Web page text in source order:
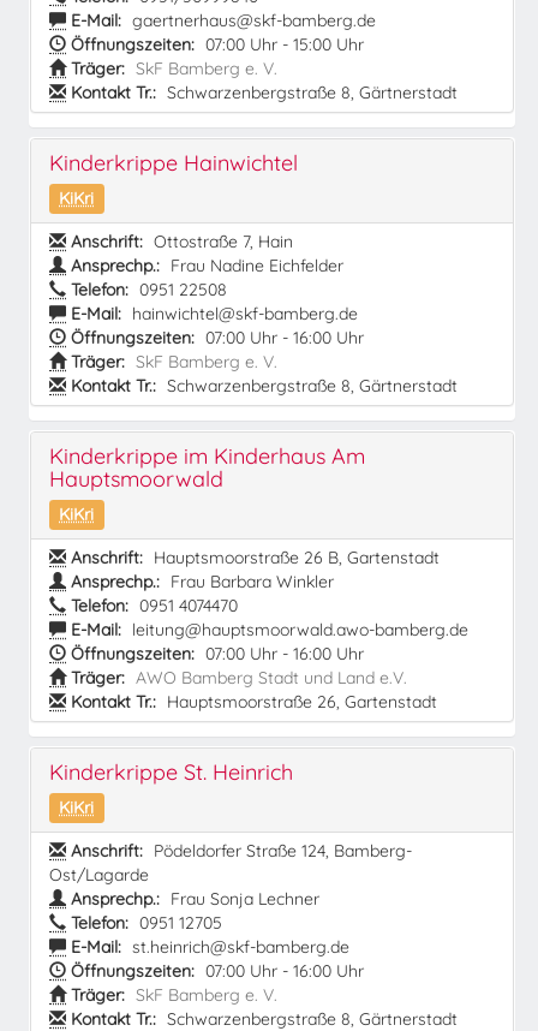
E-Mail: gaertnerhaus@skf-bamberg.de
Öffnungszeiten: 07:00 Uhr - 15:00 Uhr
Träger: SkF Bamberg e. V.
Kontakt Tr.: Schwarzenbergstraße 8, Gärtnerstadt
Kinderkrippe Hainwichtel
KiKri
Anschrift: Ottostraße 7, Hain
Ansprechp.: Frau Nadine Eichfelder
Telefon: 0951 22508
E-Mail: hainwichtel@skf-bamberg.de
Öffnungszeiten: 07:00 Uhr - 16:00 Uhr
Träger: SkF Bamberg e. V.
Kontakt Tr.: Schwarzenbergstraße 8, Gärtnerstadt
Kinderkrippe im Kinderhaus Am
Hauptsmoorwald
KiKri
Anschrift: Hauptsmoorstraße 26 B, Gartenstadt
Ansprechp.: Frau Barbara Winkler
Telefon: 0951 4074470
E-Mail: leitung@hauptsmoorwald.awo-bamberg.de
Öffnungszeiten: 07:00 Uhr - 16:00 Uhr
Träger: AWO Bamberg Stadt und Land e.V.
Kontakt Tr.: Hauptsmoorstraße 26, Gartenstadt
Kinderkrippe St. Heinrich
KiKri
Anschrift: Pödeldorfer Straße 124, Bamberg-
Ost/Lagarde
Ansprechp.: Frau Sonja Lechner
Telefon: 0951 12705
E-Mail: st.heinrich@skf-bamberg.de
Öffnungszeiten: 07:00 Uhr - 16:00 Uhr
Träger: SkF Bamberg e. V.
Kontakt Tr.: Schwarzenbergstraße 8, Gärtnerstadt